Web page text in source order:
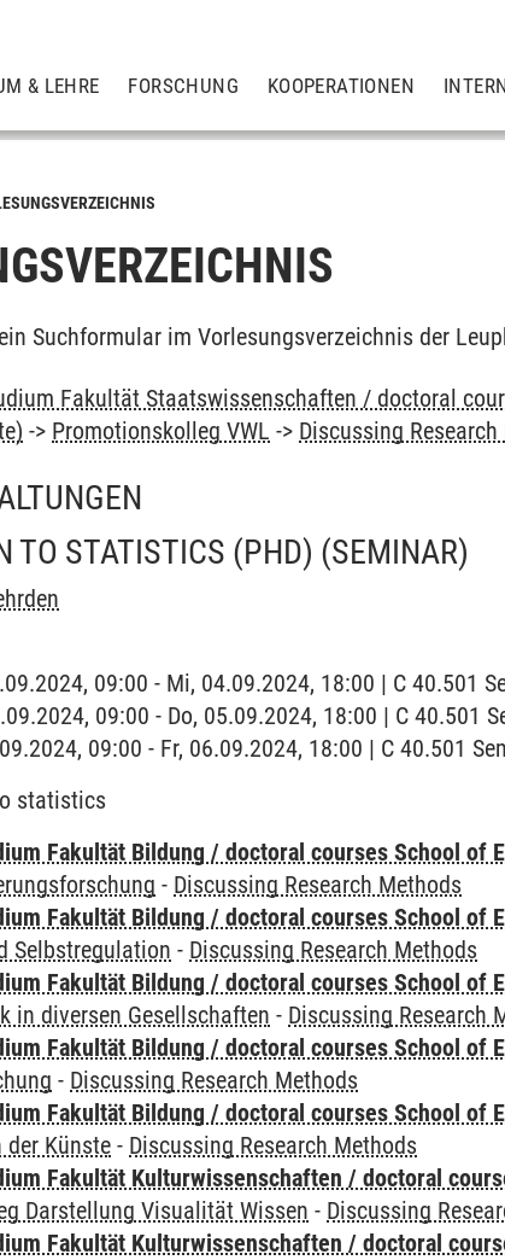
& LEHRE FORSCHUNG KOOPERATIONEN
Suchformular im Vorlesungsverzeichnis der
Fakultät Staatswissenschaften / doctoral
-> Promotionskolleg VWL -> Discussing
TO STATISTICS (PHD) (SEMINAR)
09:00 - Mi, 04.09.2024, 18:00 | C 40.501
09:00 - Do, 05.09.2024, 18:00 | C 40.501
09:00 - Fr, 06.09.2024, 18:00 | C 40.501
statistics
Fakultät Bildung / doctoral courses School of
- Discussing Research Methods
Fakultät Bildung / doctoral courses School of
Selbstregulation - Discussing Research Methods
Fakultät Bildung / doctoral courses School of
in diversen Gesellschaften - Discussing Research
Fakultät Bildung / doctoral courses School of
- Discussing Research Methods
Fakultät Bildung / doctoral courses School of
der Künste - Discussing Research Methods
Fakultät Kulturwissenschaften / doctoral
Darstellung Visualität Wissen - Discussing
Fakultät Kulturwissenschaften / doctoral